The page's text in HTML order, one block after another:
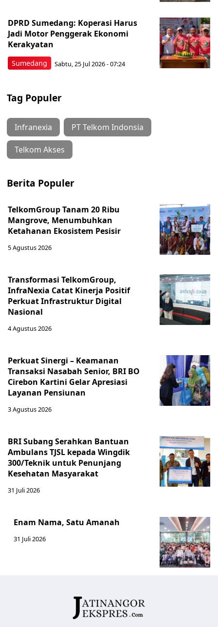
Sumedang
DPRD Sumedang: Koperasi Harus
Jadi Motor Penggerak Ekonomi
Kerakyatan
Sabtu, 25 Jul 2026 - 07:24
Tag Populer
Infranexia PT Telkom Indonsia
Telkom Akses
Berita Populer
TelkomGroup Tanam 20 Ribu
Mangrove, Menumbuhkan
Ketahanan Ekosistem Pesisir
5 Agustus 2026
Transformasi TelkomGroup,
InfraNexia Catat Kinerja Positif
Perkuat Infrastruktur Digital
Nasional
4 Agustus 2026
Perkuat Sinergi – Keamanan
Transaksi Nasabah Senior, BRI BO
Cirebon Kartini Gelar Apresiasi
Layanan Pensiunan
3 Agustus 2026
BRI Subang Serahkan Bantuan
Ambulans TJSL kepada Wingdik
300/Teknik untuk Penunjang
Kesehatan Masyarakat ​
31 Juli 2026
Enam Nama, Satu Amanah
31 Juli 2026